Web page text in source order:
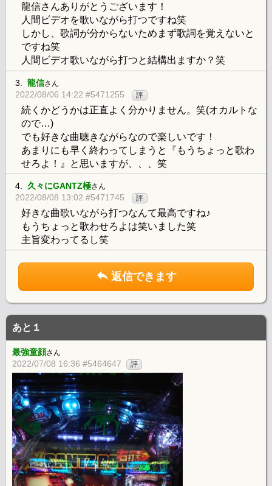
龍信さんありがとうございます！
人間ビデオを歌いながら打つですね笑
しかし、歌詞が分からないためまず歌詞を覚えないと
ですね笑
人間ビデオ歌いながら打つと結構出ますか？笑
3. 龍信さん
2022/08/06 14:22 #5471255 評
続くかどうかは正直よく分かりません。笑(オカルトな
ので…)
でも好きな曲聴きながらなので楽しいです！
あまりにも早く終わってしまうと『もうちょっと歌わ
せろよ！』と思いますが、、、笑
4. 久々にGANTZ極さん
2022/08/08 13:02 #5471745 評
好きな曲歌いながら打つなんて最高ですね♪
もうちょっと歌わせろよは笑いました笑
主旨変わってるし笑
返信できます
あと１
最強童顔さん
2022/07/08 16:36 #5464647 評